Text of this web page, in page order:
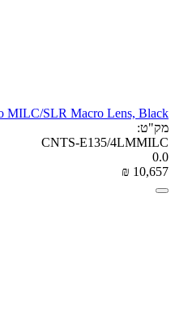
MILC/SLR Macro Lens, Black
מק"ט:
CNTS-E135/4LMMILC
0.0
₪ 10,657